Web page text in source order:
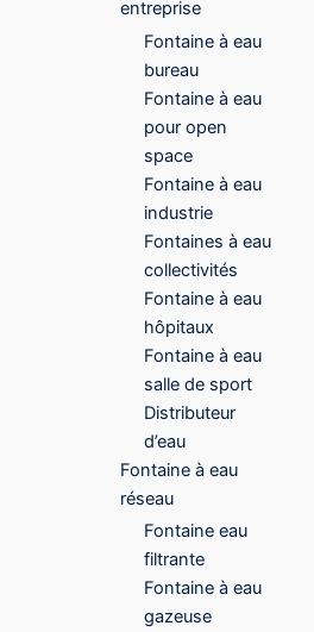
entreprise
Fontaine à eau
bureau
Fontaine à eau
pour open
space
Fontaine à eau
industrie
Fontaines à eau
collectivités
Fontaine à eau
hôpitaux
Fontaine à eau
salle de sport
Distributeur
d’eau
Fontaine à eau
réseau
Fontaine eau
filtrante
Fontaine à eau
gazeuse